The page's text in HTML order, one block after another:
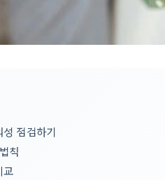
점검하기
칙
교